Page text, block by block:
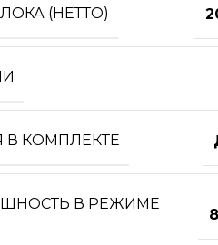
(НЕТТО)
В КОМПЛЕКТЕ
В РЕЖИМЕ